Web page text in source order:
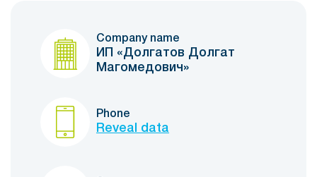
Company name
ИП «Долгатов Долгат
Магомедович»
Phone
Reveal data